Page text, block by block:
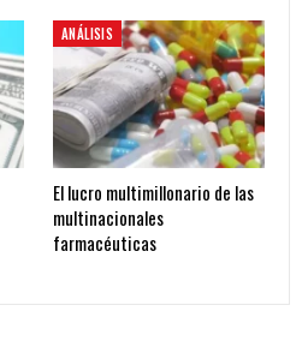
ANÁLISIS
El lucro multimillonario de las
multinacionales
farmacéuticas